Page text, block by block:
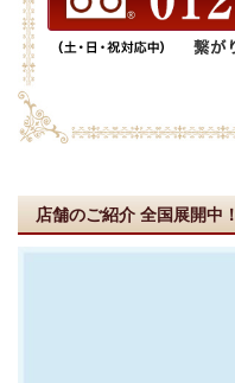
店舗のご紹介 全国展開中！